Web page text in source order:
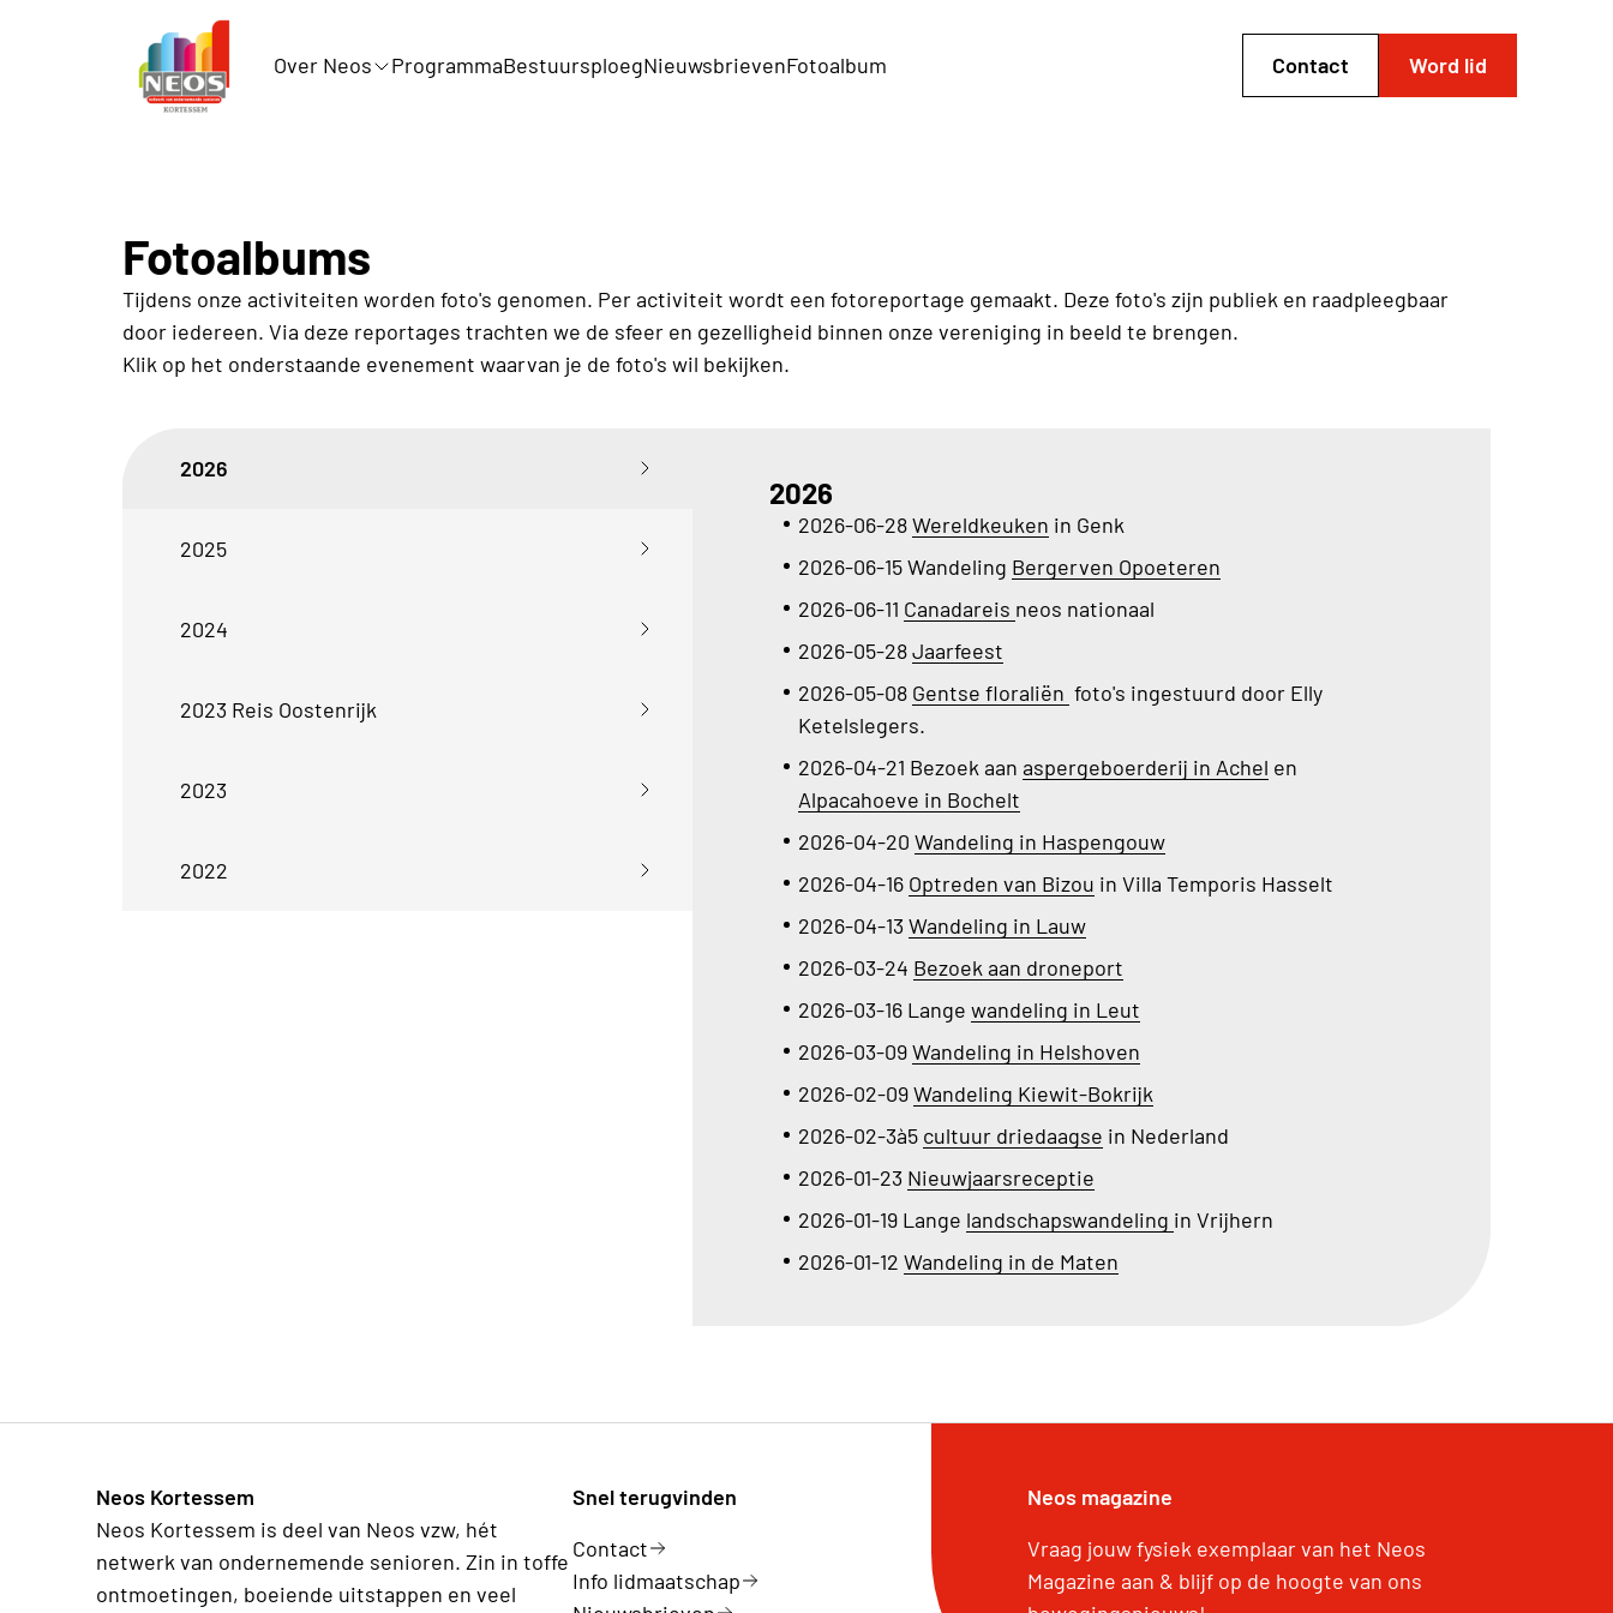
Over Neos ProgrammaBestuursploegNieuwsbrievenFotoalbum Contact Word lid
Fotoalbums
Tijdens onze activiteiten worden foto's genomen. Per activiteit wordt een fotoreportage gemaakt. Deze foto's zijn publiek en raadpleegbaar
door iedereen. Via deze reportages trachten we de sfeer en gezelligheid binnen onze vereniging in beeld te brengen.
Klik op het onderstaande evenement waarvan je de foto's wil bekijken.
2026
2025
2024
2023 Reis Oostenrijk
2023
2022
2026
2026-06-28Wereldkeuken in Genk
2026-06-15 Wandeling Bergerven Opoeteren
2026-06-11 Canadareis neos nationaal
2026-05-28Jaarfeest
2026-05-08 Gentse floraliën foto's ingestuurd door Elly
Ketelslegers.
2026-04-21 Bezoek aan aspergeboerderij in Achel en
Alpacahoeve in Bochelt
2026-04-20 Wandeling in Haspengouw
2026-04-16 Optreden van Bizou in Villa Temporis Hasselt
2026-04-13 Wandeling in Lauw
2026-03-24 Bezoek aan droneport
2026-03-16 Lange wandeling in Leut
2026-03-09Wandeling in Helshoven
2026-02-09Wandeling Kiewit-Bokrijk
2026-02-3à5 cultuur driedaagse in Nederland
2026-01-23 Nieuwjaarsreceptie
2026-01-19 Lange landschapswandeling in Vrijhern
2026-01-12 Wandeling in de Maten
Neos Kortessem
Neos Kortessem is deel van Neos vzw, hét
netwerk van ondernemende senioren. Zin in toffe
ontmoetingen, boeiende uitstappen en veel
Snel terugvinden
Contact
Info lidmaatschap
Neos magazine
Vraag jouw fysiek exemplaar van het Neos
Magazine aan & blijf op de hoogte van ons